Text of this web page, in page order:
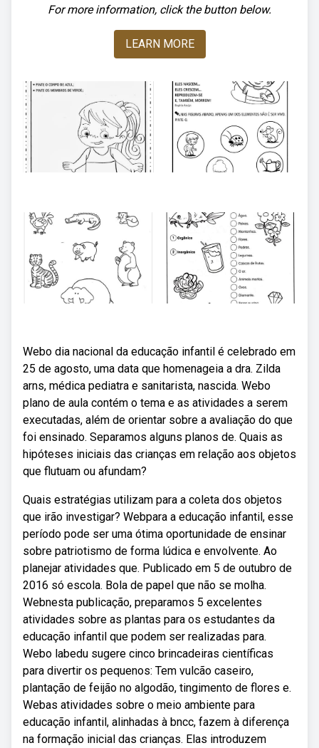
For more information, click the button below.
LEARN MORE
Webo dia nacional da educação infantil é celebrado em
25 de agosto, uma data que homenageia a dra. Zilda
arns, médica pediatra e sanitarista, nascida. Webo
plano de aula contém o tema e as atividades a serem
executadas, além de orientar sobre a avaliação do que
foi ensinado. Separamos alguns planos de. Quais as
hipóteses iniciais das crianças em relação aos objetos
que flutuam ou afundam?
Quais estratégias utilizam para a coleta dos objetos
que irão investigar? Webpara a educação infantil, esse
período pode ser uma ótima oportunidade de ensinar
sobre patriotismo de forma lúdica e envolvente. Ao
planejar atividades que. Publicado em 5 de outubro de
2016 só escola. Bola de papel que não se molha.
Webnesta publicação, preparamos 5 excelentes
atividades sobre as plantas para os estudantes da
educação infantil que podem ser realizadas para.
Webo labedu sugere cinco brincadeiras científicas
para divertir os pequenos: Tem vulcão caseiro,
plantação de feijão no algodão, tingimento de flores e.
Webas atividades sobre o meio ambiente para
educação infantil, alinhadas à bncc, fazem à diferença
na formação inicial das crianças. Elas introduzem